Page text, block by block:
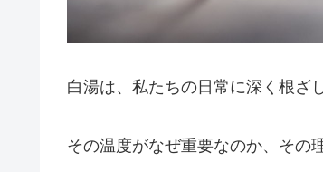
白湯は、私たちの日常に深く根ざ
その温度がなぜ重要なのか、その